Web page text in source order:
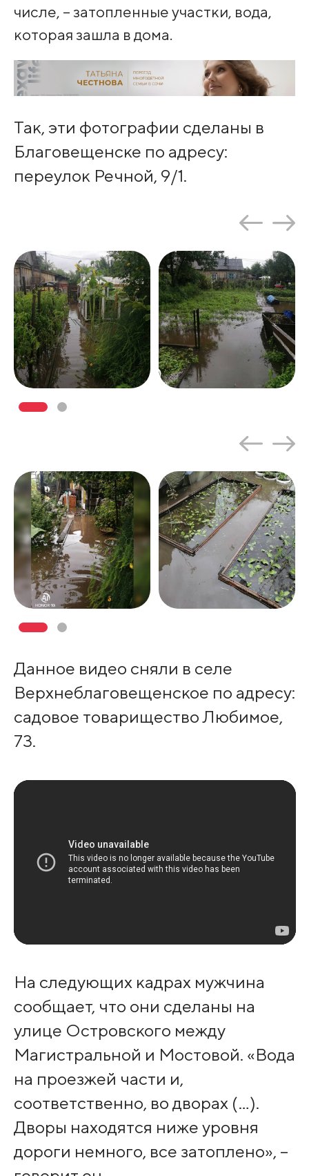
числе, – затопленные участки, вода,
которая зашла в дома.
Так, эти фотографии сделаны в
Благовещенске по адресу:
переулок Речной, 9/1.
Данное видео сняли в селе
Верхнеблаговещенское по адресу:
садовое товарищество Любимое,
73.
На следующих кадрах мужчина
сообщает, что они сделаны на
улице Островского между
Магистральной и Мостовой. «Вода
на проезжей части и,
соответственно, во дворах (…).
Дворы находятся ниже уровня
дороги немного, все затоплено», –